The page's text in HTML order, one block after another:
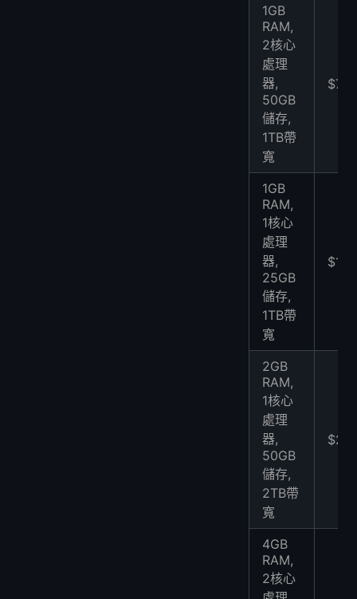
1GB
RAM,
2核心
處理
器,
50GB
儲存,
1TB帶
寬
$7.71
1GB
RAM,
1核心
處理
器,
25GB
儲存,
1TB帶
寬
$10
2GB
RAM,
1核心
處理
器,
50GB
儲存,
2TB帶
寬
$22
4GB
RAM,
2核心